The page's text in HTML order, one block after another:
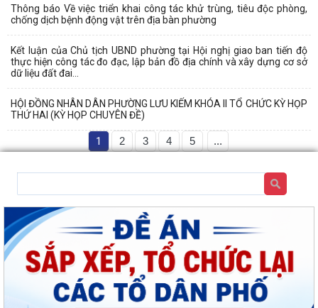
Thông báo Về việc triển khai công tác khử trùng, tiêu độc phòng,
chống dịch bệnh động vật trên địa bàn phường
Kết luận của Chủ tịch UBND phường tại Hội nghị giao ban tiến độ
thực hiện công tác đo đạc, lập bản đồ địa chính và xây dựng cơ sở
dữ liệu đất đai...
HỘI ĐỒNG NHÂN DÂN PHƯỜNG LƯU KIẾM KHÓA II TỔ CHỨC KỲ HỌP
THỨ HAI (KỲ HỌP CHUYÊN ĐỀ)
1 2 3 4 5 ...